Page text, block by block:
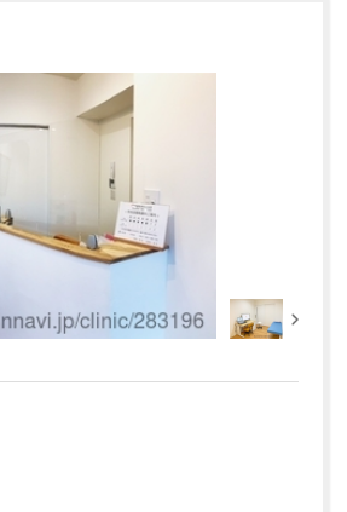
扁桃炎といった耳・
・のどの急性炎症は、
みや発…